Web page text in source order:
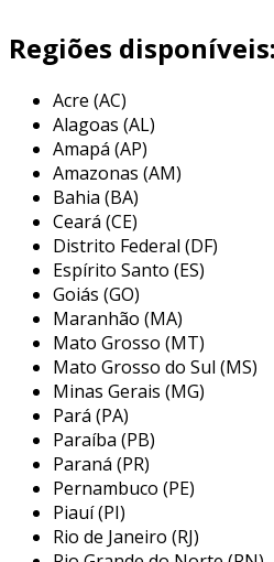
refletindo a estrutura única
acoplamento.
comumente fabricado em
alumínio e aço, o acoplamento
reconhecido por sua resistência
seu design simplificado
redução de peso e facilita a
manutenção. além disso, a
absorver choques e vibrações
de acoplamento ideal para
como automação industrial,
transporte e máquinas pesadas.
principais aplicações do
acoplamento omega
o acoplamento omega é versátil
utilizado em diversas indústrias
capacidade de lidar com
resistência a altas cargas o
Regiões disponíveis:
Acre (AC)
Alagoas (AL)
Amapá (AP)
Amazonas (AM)
Bahia (BA)
Ceará (CE)
Distrito Federal (DF)
Espírito Santo (ES)
Goiás (GO)
Maranhão (MA)
Mato Grosso (MT)
Mato Grosso do Sul (MS)
Minas Gerais (MG)
Pará (PA)
Paraíba (PB)
Paraná (PR)
Pernambuco (PE)
Piauí (PI)
Rio de Janeiro (RJ)